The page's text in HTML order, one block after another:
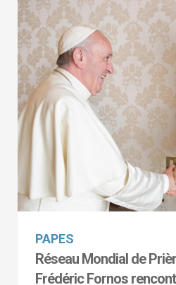
PAPES
Réseau Mondial de
Frédéric Fornos